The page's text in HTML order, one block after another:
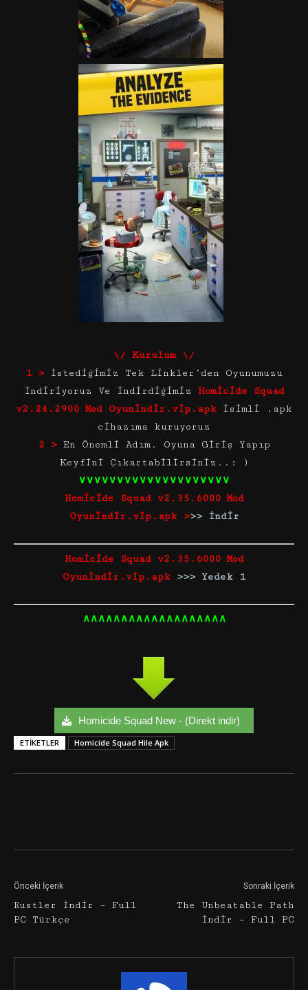
\/ Kurulum \/
1 > İstediğimiz Tek Linkler’den Oyunumuzu
İndiriyoruz Ve İndirdiğimiz Homicide Squad
v2.24.2900 Mod Oyunindir.vip.apk isimli .apk
cihazıma kuruyoruz
2 >En Önemli Adım. Oyuna Giriş Yapıp
Keyfini Çıkartabilirsiniz..: )
∨∨∨∨∨∨∨∨∨∨∨∨∨∨∨∨∨∨∨∨
Homicide Squad v2.35.6000 Mod
Oyunindir.vip.apk >>>İndir
Homicide Squad v2.35.6000 Mod
Oyunindir.vip.apk >>> Yedek 1
∧∧∧∧∧∧∧∧∧∧∧∧∧∧∧∧∧∧∧
Homicide Squad New - (Direkt indir)
ETIKETLER Homicide Squad Hile Apk
Önceki İçerik
Rustler İndir – Full
PC Türkçe
Sonraki İçerik
The Unbeatable Path
İndir – Full PC